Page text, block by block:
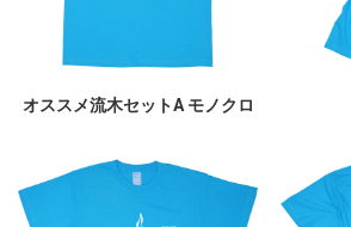
オススメ流木セットA モノクロ